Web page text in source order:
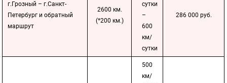
г.Грозный – г.Санкт-
Петербург и обратный
маршрут
2600 км.
(*200 км.)
сутки
–
600
км/
сутки
286 000 руб.
500
км/